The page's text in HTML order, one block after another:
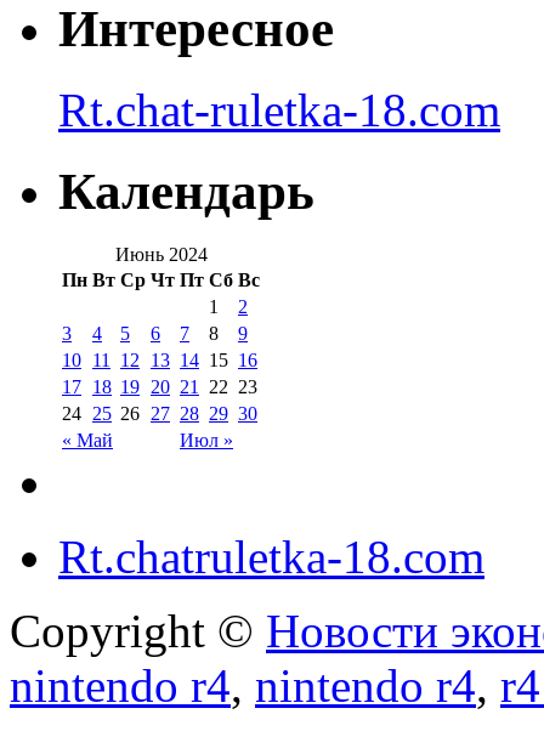
Интересное
Rt.chat-ruletka-18.com
Календарь
Июнь 2024
Пн Вт Ср Чт Пт Сб Вс
« Май Июл »
1
2
3
4 5 6 7 8
9
10 11 12 13 14 15 16
17 18 19 20 21 22 23
24 25 26 27 28 29 30
Rt.chatruletka-18.com
Copyright © Новости
nintendo r4, nintendo r4,